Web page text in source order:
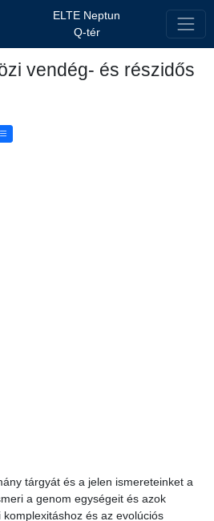
ELTE Neptun
Q-tér
vendég- és részidős
tárgyát és a jelen ismereteinket a
a genom egységeit és azok
és az evolúciós